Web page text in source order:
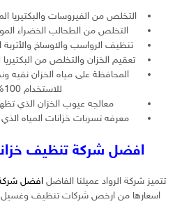
التخلص من الفيروسات والبكتيريا
التخلص من الطحالب الخضراء
تنظيف الرواسب والاوساخ والأتربة
تعقيم الخزان والتخلص من
المحافظة على مياه الخزان نقيه
للاستخدام 100%.
معالجه عيوب الخزان الذي
معرفه تسربات خزانات المياه
افضل شركة تنظيف
تتميز شركة الرواد عميلنا الفاضلافضل
اسعارها من ارخص شركات تنظيف وغسيل